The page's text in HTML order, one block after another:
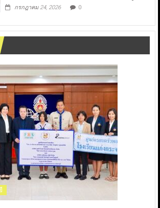
กรกฎาคม 24, 2026 0